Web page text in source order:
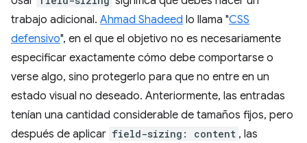
trabajo adicional. Ahmad Shadeed lo llama "CSS
defensivo", en el que el objetivo no es necesariamente
especificar exactamente cómo debe comportarse o
verse algo, sino protegerlo para que no entre en un
estado visual no deseado. Anteriormente, las entradas
tenían una cantidad considerable de tamaños fijos, pero
después de aplicar field-sizing: content , las